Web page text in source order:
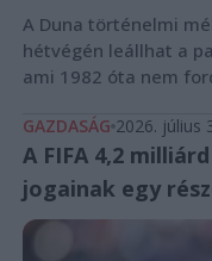
A Duna történelmi
hétvégén leállhat a
ami 1982 óta nem
GAZDASÁG 2026. július
A FIFA 4,2
jogainak egy